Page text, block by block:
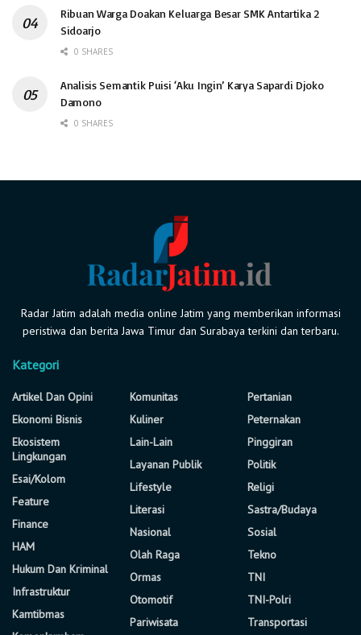
Ribuan Warga Doakan Keluarga Besar SMK Antartika 2
Sidoarjo
0 SHARES
Analisis Semantik Puisi ‘Aku Ingin’ Karya Sapardi Djoko
Damono
0 SHARES
Radar Jatim adalah media online Jatim yang memberikan informasi
peristiwa dan berita Jawa Timur dan Surabaya terkini dan terbaru.
Kategori
Artikel Dan Opini
Ekonomi Bisnis
Ekosistem
Lingkungan
Esai/Kolom
Feature
Finance
HAM
Hukum Dan Kriminal
Infrastruktur
Kamtibmas
Komunitas
Kuliner
Lain-Lain
Layanan Publik
Lifestyle
Literasi
Nasional
Olah Raga
Ormas
Otomotif
Pariwisata
Pertanian
Peternakan
Pinggiran
Politik
Religi
Sastra/Budaya
Sosial
Tekno
TNI
TNI-Polri
Transportasi